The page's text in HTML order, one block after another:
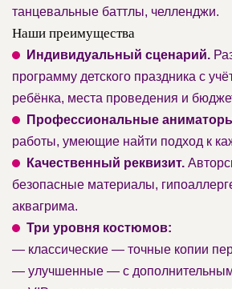
танцевальные баттлы, челленджи.
Наши преимущества
Индивидуальный сценарий.
программу детского праздника с
ребёнка, места проведения и
Профессиональные
работы, умеющие найти подход к
Качественный реквизит.
безопасные материалы,
аквагрима.
Три уровня костюмов:
— классические — точные копии
— улучшенные — с